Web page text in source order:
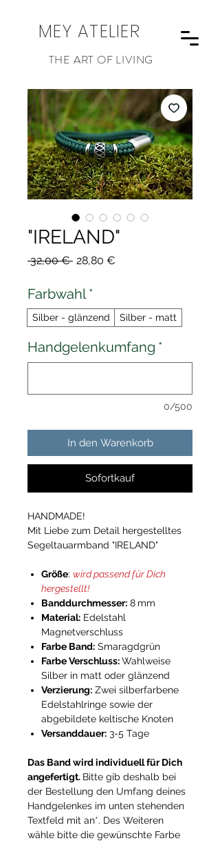
MEY ATELIER
THE ART OF LIVING
"IRELAND"
32,00 € Standardpreis
28,80 €
Farbwahl *
Silber - glänzend Silber - matt
Handgelenkumfang *
0/500
In den Warenkorb
Sofortkauf
HANDMADE!
Mit Liebe zum Detail hergestelltes
Segeltauarmband "IRELAND"
Größe: wird passend für Dich
hergestellt!
Banddurchmesser: 8 mm
Material: Edelstahl
Magnetverschluss
Farbe Band: Smaragdgrün
Farbe Verschluss:Wahlweise
Silber in matt oder glänzend
Verzierung: Zwei silberfarbene
Edelstahlringe sowie der
abgebildete keltische Knoten
Versanddauer: 3-5 Tage
Das Band wird individuell für Dich
angefertigt. Bitte gib deshalb bei
der Bestellung den Umfang deines
Handgelenkes im unten stehenden
Textfeld mit an*. Des Weiteren
wähle bitte die gewünschte Farbe